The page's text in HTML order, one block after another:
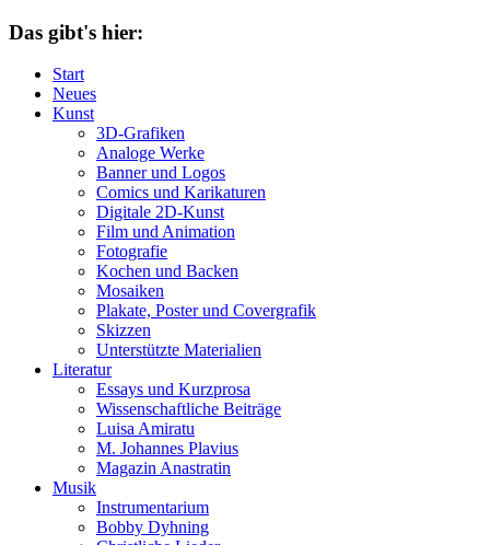
Das gibt's hier:
Start
Neues
Kunst
3D-Grafiken
Analoge Werke
Banner und Logos
Comics und Karikaturen
Digitale 2D-Kunst
Film und Animation
Fotografie
Kochen und Backen
Mosaiken
Plakate, Poster und Covergrafik
Skizzen
Unterstützte Materialien
Literatur
Essays und Kurzprosa
Wissenschaftliche Beiträge
Luisa Amiratu
M. Johannes Plavius
Magazin Anastratin
Musik
Instrumentarium
Bobby Dyhning